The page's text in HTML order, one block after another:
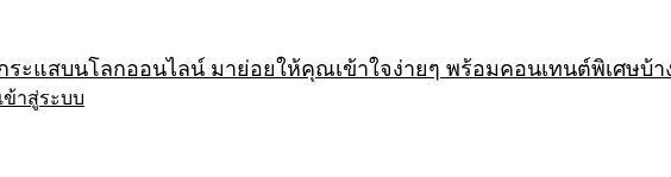
ระแสบนโลกออนไลน์ มาย่อยให้คุณเข้าใจง่ายๆ พร้อมคอนเทนต์พิเศษบ้าง
เข้าสู่ระบบ